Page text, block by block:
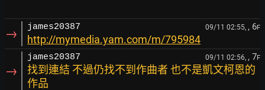
→ james20387 09/11 02:55, , 6F
http://mymedia.yam.com/m/795984
→
james20387 09/11 02:56, , 7F
找到連結 不過仍找不到作曲者 也不是凱文柯恩的
作品